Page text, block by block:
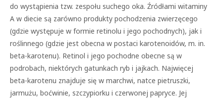
do wystąpienia tzw. zespołu suchego oka. Źródłami witaminy
A w diecie są zarówno produkty pochodzenia zwierzęcego
(gdzie występuje w formie retinolu i jego pochodnych), jak i
roślinnego (gdzie jest obecna w postaci karotenoidów, m. in.
beta-karotenu). Retinol i jego pochodne obecne są w
podrobach, niektórych gatunkach ryb i jajkach. Najwięcej
beta-karotenu znajduje się w marchwi, natce pietruszki,
jarmużu, boćwinie, szczypiorku i czerwonej papryce. Jej